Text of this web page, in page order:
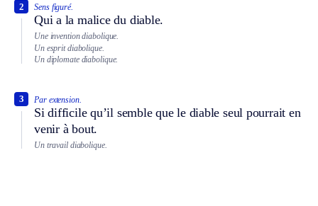
Sens figuré.
Qui a la malice du diable.
2
Une invention diabolique.
Un esprit diabolique.
Un diplomate diabolique.
Par extension.
Si difficile qu’il semble que le diable seul pourrait en
venir à bout.
3
Un travail diabolique.